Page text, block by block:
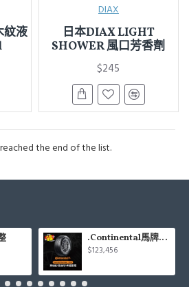
紋液
DIAX
日本DIAX LIGHT
SHOWER 風口芳香劑
$245
the end of the list.
.Continental馬牌CCK輪胎特價專區
$123,456